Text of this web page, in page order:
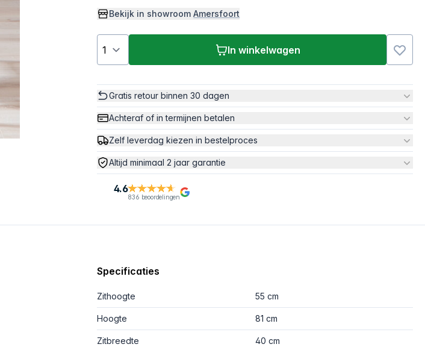
Bekijk in showroomAmersfoort
In winkelwagen
Gratis retour binnen 30 dagen
Achteraf of in termijnen betalen
Zelf leverdag kiezen in bestelproces
Altijd minimaal 2 jaar garantie
4.6
836 beoordelingen
Specificaties
Zithoogte 55 cm
Hoogte 81 cm
Zitbreedte 40 cm